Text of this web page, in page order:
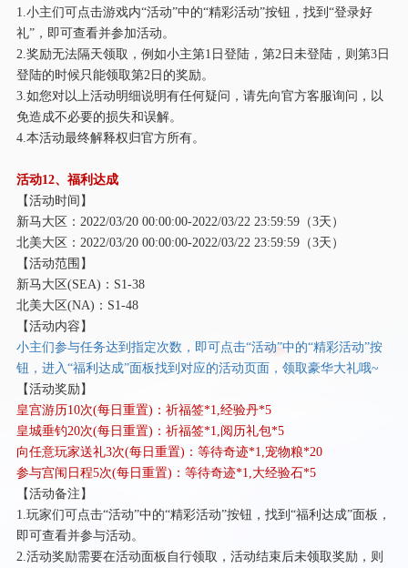
1.小主们可点击游戏内“活动”中的“精彩活动”按钮，找到“登录好
礼”，即可查看并参加活动。
2.奖励无法隔天领取，例如小主第1日登陆，第2日未登陆，则第3日
登陆的时候只能领取第2日的奖励。
3.如您对以上活动明细说明有任何疑问，请先向官方客服询问，以
免造成不必要的损失和误解。
4.本活动最终解释权归官方所有。
活动12、福利达成
【活动时间】
新马大区： 2022/03/20 00:00:00-2022/03/22 23:59:59（3天）
北美大区： 2022/03/20 00:00:00-2022/03/22 23:59:59（3天）
【活动范围】
新马大区(SEA)：S1-38
北美大区(NA)：S1-48
【活动内容】
小主们参与任务达到指定次数，即可点击“活动”中的“精彩活动”按
钮，进入“福利达成”面板找到对应的活动页面，领取豪华大礼哦~
【活动奖励】
皇宫游历10次(每日重置)：祈福签*1,经验丹*5
皇城垂钓20次(每日重置)：祈福签*1,阅历礼包*5
向任意玩家送礼3次(每日重置)：等待奇迹*1,宠物粮*20
参与宫闱日程5次(每日重置)：等待奇迹*1,大经验石*5
【活动备注】
1.玩家们可点击“活动”中的“精彩活动”按钮，找到“福利达成”面板，
即可查看并参与活动。
2.活动奖励需要在活动面板自行领取，活动结束后未领取奖励，则